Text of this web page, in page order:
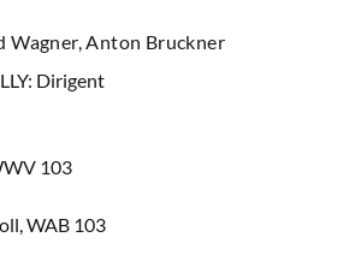
Wagner, Anton Bruckner
Dirigent
103
WAB 103